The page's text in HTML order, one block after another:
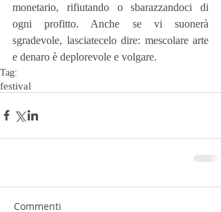
monetario, rifiutando o sbarazzandoci di
ogni profitto. Anche se vi suonerà
sgradevole, lasciatecelo dire: mescolare arte
e denaro è deplorevole e volgare.
Tag:
festival
Commenti